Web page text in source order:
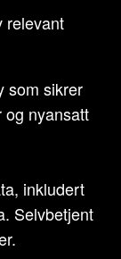
relevant
som sikrer
og nyansatt
inkludert
Selvbetjent